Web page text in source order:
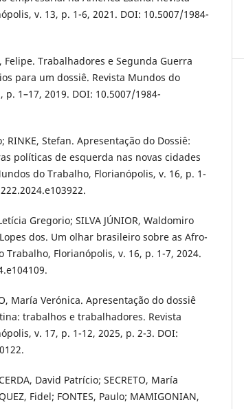
v. 13, p. 1-6, 2021. DOI: 10.5007/1984-
Felipe. Trabalhadores e Segunda Guerra
para um dossiê. Revista Mundos do
1–17, 2019. DOI: 10.5007/1984-
RINKE, Stefan. Apresentação do Dossiê:
políticas de esquerda nas novas cidades
do Trabalho, Florianópolis, v. 16, p. 1-
Gregorio; SILVA JÚNIOR, Waldomiro
dos. Um olhar brasileiro sobre as Afro-
Trabalho, Florianópolis, v. 16, p. 1-7, 2024.
María Verónica. Apresentação do dossiê
trabalhos e trabalhadores. Revista
v. 17, p. 1-12, 2025, p. 2-3. DOI:
David Patrício; SECRETO, María
Fidel; FONTES, Paulo; MAMIGONIAN,